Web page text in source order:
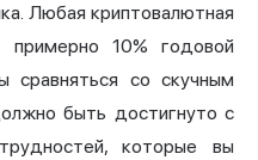
Любая криптовалютная
примерно 10% годовой
сравняться со скучным
быть достигнуто с
которые вы